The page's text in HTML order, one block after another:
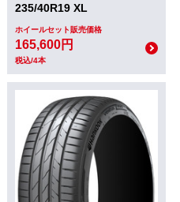
235/40R19 XL
ホイールセット販売価格
165,600円
税込/4本